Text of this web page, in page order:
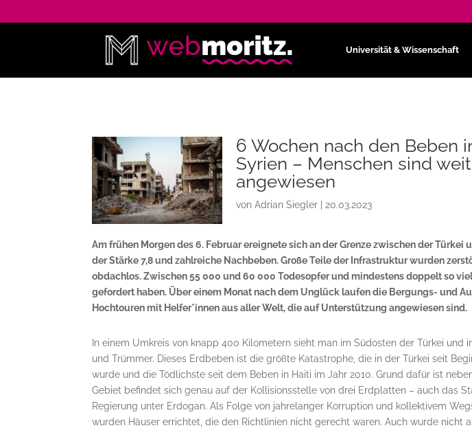
Universität & Wissenschaft
6 Wochen nach den Beben
Syrien – Menschen sind
angewiesen
vonAdrian Siegler 20.03.2023
Am frühen Morgen des 6. Februar ereignete sich an der Grenze zwischen der Türkei
der Stärke 7,8 und zahlreiche Nachbeben. Große Teile der Infrastruktur wurden
obdachlos. Zwischen 55 000 und 60 000 Todesopfer und mindestens doppelt so
gefordert haben. Über einem Monat nach dem Unglück laufen die Bergungs- und
Hochtouren mit Helfer*innen aus aller Welt, die auf Unterstützung angewiesen sind.
In einem Umkreis von knapp 400 Kilometern sieht man im Südosten der Türkei und
und Trümmer. Dieses Erdbeben ist die größte Katastrophe, die in der Türkei seit
wurde und die Tödlichste seit dem Beben in Haiti im Jahr 2010. Grund dafür ist
Gebiet befindet sich genau auf der Kollisionsstelle von drei Erdplatten – auch das
Regierung unter Erdogan. Als Folge von jahrelanger Korruption und kollektivem
wurden Häuser errichtet, die den Richtlinien nicht gerecht waren. Auch wurde nicht